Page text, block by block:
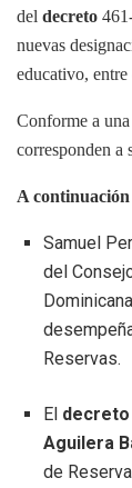
del decreto
nuevas
educativo, entre
Conforme a
corresponden a
A
Samuel
del
Reservas.
El decreto
Aguilera
de